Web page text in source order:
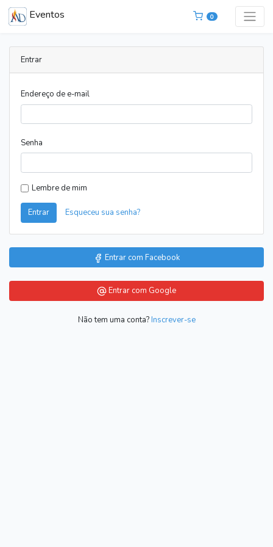
Eventos 0
Entrar
Endereço de e-mail
Senha
Lembre de mim
Entrar Esqueceu sua senha?
Entrar com Facebook
Entrar com Google
Não tem uma conta?Inscrever-se